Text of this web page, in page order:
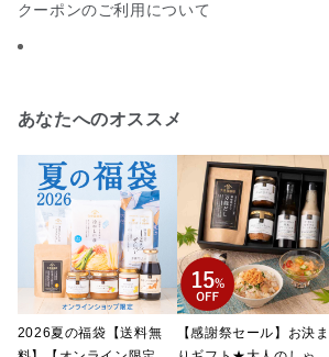
クーポンのご利用について
あなたへのオススメ
2026夏の福袋【送料無
【感謝祭セール】お決ま